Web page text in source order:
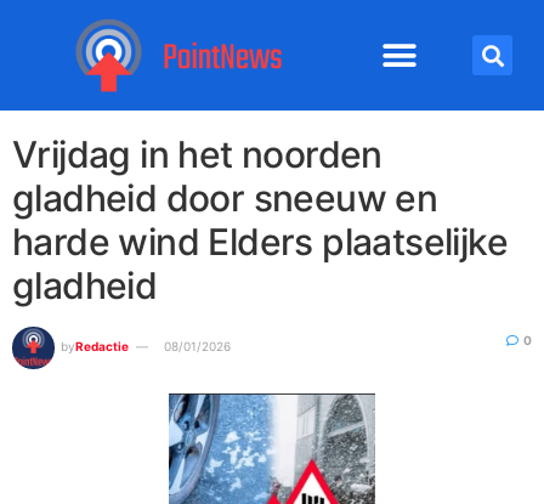
Vrijdag in het noorden
gladheid door sneeuw en
harde wind Elders plaatselijke
gladheid
byRedactie 08/01/2026 0